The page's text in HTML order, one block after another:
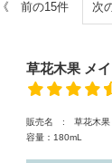
《 前の15件 次
草花木果 メ
販売名 : 草花木果
容量：180mL